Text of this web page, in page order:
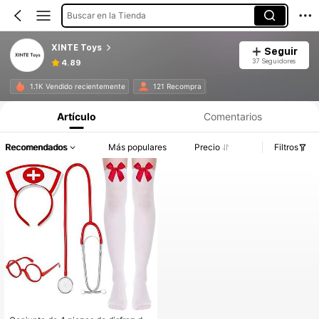
Buscar en la Tienda
XINTE Toys
4.89
Seguir
37 Seguidores
1.1K Vendido recientemente 121 Recompra
Artículo Comentarios
Recomendados Más populares Precio Filtros